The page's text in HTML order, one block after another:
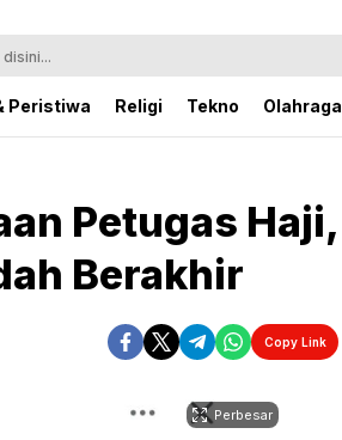
Peristiwa Religi Tekno Olahraga
Petugas Haji,
Berakhir
Copy Link
Perbesar